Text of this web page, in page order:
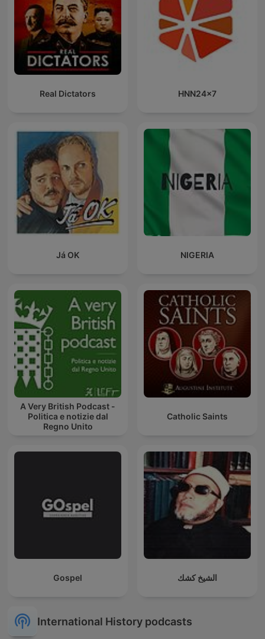
Real Dictators HNN24x7
Já OK NIGERIA
A Very British Podcast -
Politica e notizie dal
Regno Unito
Catholic Saints
Gospel الشيخ كشك
International History podcasts